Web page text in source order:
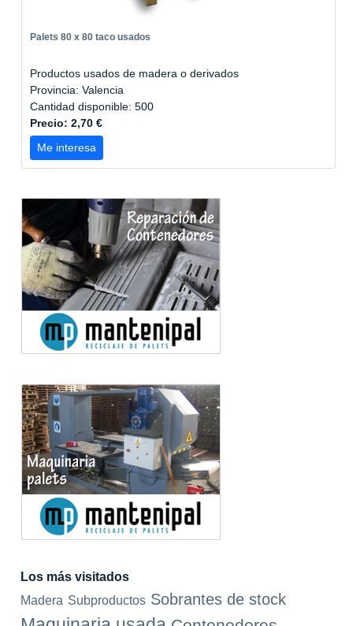
Palets 80 x 80 taco usados
Productos usados de madera o derivados
Provincia: Valencia
Cantidad disponible: 500
Precio: 2,70 €
Me interesa
Los más visitados
Madera Subproductos Sobrantes de stock